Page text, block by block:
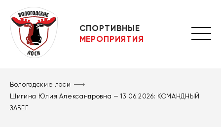
СПОРТИВНЫЕ
МЕРОПРИЯТИЯ
Вологодские лоси
Шигина Юлия Александровна — 13.06.2026: КОМАНДНЫЙ
ЗАБЕГ